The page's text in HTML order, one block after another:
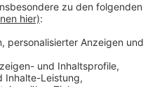
zehnten Platz. Sowohl zu
kein Kontakt.